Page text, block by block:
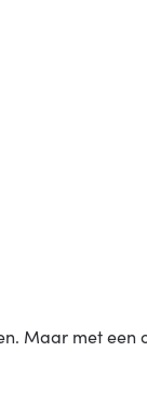
Maar met een